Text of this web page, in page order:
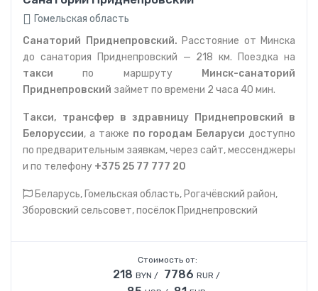
Гомельская область
Санаторий Приднепровский. Расстояние от Минска
до санатория Приднепровский — 218 км. Поездка на
такси по маршруту
Минск-санаторий
Приднепровский займет по времени 2 часа 40 мин.
Такси, трансфер в здравницу Приднепровский в
Белоруссии, а также по городам Беларуси доступно
по предварительным заявкам, через сайт, мессенджеры
и по телефону +375 25 77 777 20
Беларусь, Гомельская область, Рогачёвский район,
Зборовский сельсовет, посёлок Приднепровский
Стоимость от:
218 BYN / 7786 RUR /